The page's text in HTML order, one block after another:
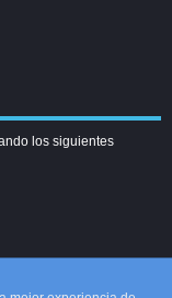
los siguientes